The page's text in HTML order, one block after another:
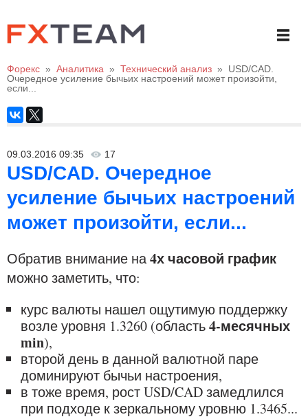
Форекс » Аналитика » Технический анализ »
USD/CAD.
Очередное усиление бычьих настроений может произойти,
если...
09.03.2016 09:35 17
USD/CAD. Очередное
усиление бычьих настроений
может произойти, если...
Обратив внимание на4х часовой график
можно заметить, что:
курс валюты нашел ощутимую поддержку
возле уровня 1.3260 (область4-месячных
min),
второй день в данной валютной паре
доминируют бычьи настроения,
в тоже время, рост USD/CAD замедлился
при подходе к зеркальному уровню 1.3465...